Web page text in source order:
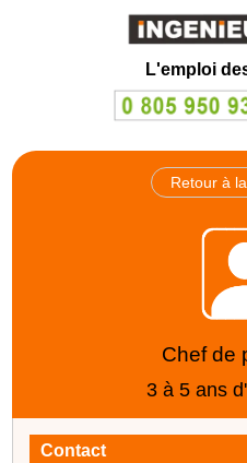
L'emploi
Retour à
Chef de
3 à 5 ans
Contact